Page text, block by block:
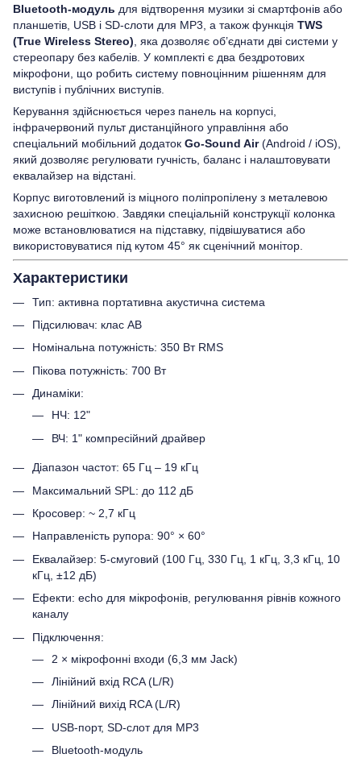
Bluetooth-модуль для відтворення музики зі смартфонів або
планшетів, USB і SD-слоти для MP3, а також функція TWS
(True Wireless Stereo) , яка дозволяє об’єднати дві системи у
стереопару без кабелів. У комплекті є два бездротових
мікрофони, що робить систему повноцінним рішенням для
виступів і публічних виступів.
Керування здійснюється через панель на корпусі,
інфрачервоний пульт дистанційного управління або
спеціальний мобільний додаток Go-Sound Air(Android / iOS),
який дозволяє регулювати гучність, баланс і налаштовувати
еквалайзер на відстані.
Корпус виготовлений із міцного поліпропілену з металевою
захисною решіткою. Завдяки спеціальній конструкції колонка
може встановлюватися на підставку, підвішуватися або
використовуватися під кутом 45° як сценічний монітор.
Характеристики
Тип: активна портативна акустична система
Підсилювач: клас AB
Номінальна потужність: 350 Вт RMS
Пікова потужність: 700 Вт
Динаміки:
НЧ: 12"
ВЧ: 1" компресійний драйвер
Діапазон частот: 65 Гц – 19 кГц
Максимальний SPL: до 112 дБ
Кросовер: ~ 2,7 кГц
Направленість рупора: 90° × 60°
Еквалайзер: 5-смуговий (100 Гц, 330 Гц, 1 кГц, 3,3 кГц, 10
кГц, ±12 дБ)
Ефекти: echo для мікрофонів, регулювання рівнів кожного
каналу
Підключення:
2 × мікрофонні входи (6,3 мм Jack)
Лінійний вхід RCA (L/R)
Лінійний вихід RCA (L/R)
USB-порт, SD-слот для MP3
Bluetooth-модуль